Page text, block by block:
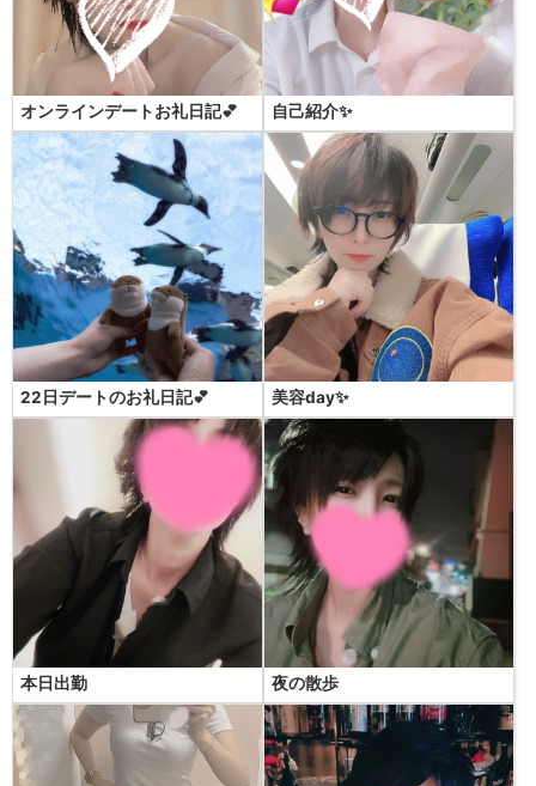
オンラインデートお礼日記💕 自己紹介✨
22日デートのお礼日記💕 美容day✨
本日出勤 夜の散歩